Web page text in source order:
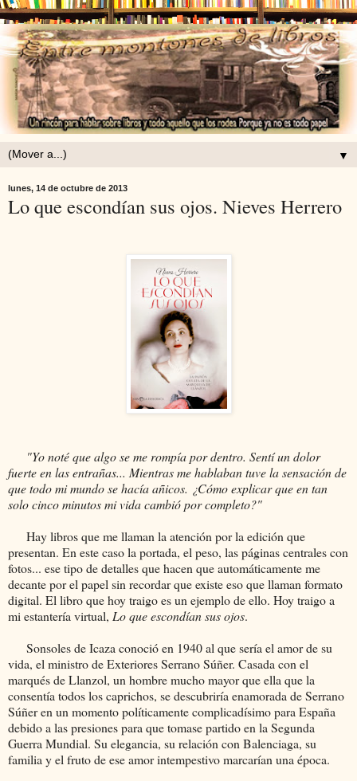
▼
lunes, 14 de octubre de 2013
Lo que escondían sus ojos. Nieves Herrero
"Yo noté que algo se me rompía por dentro. Sentí un dolor
fuerte en las entrañas... Mientras me hablaban tuve la sensación de
que todo mi mundo se hacía añicos. ¿Cómo explicar que en tan
solo cinco minutos mi vida cambió por completo?"
Hay libros que me llaman la atención por la edición que
presentan. En este caso la portada, el peso, las páginas centrales con
fotos... ese tipo de detalles que hacen que automáticamente me
decante por el papel sin recordar que existe eso que llaman formato
digital. El libro que hoy traigo es un ejemplo de ello. Hoy traigo a
mi estantería virtual, Lo que escondían sus ojos.
Sonsoles de Icaza conoció en 1940 al que sería el amor de su
vida, el ministro de Exteriores Serrano Súñer. Casada con el
marqués de Llanzol, un hombre mucho mayor que ella que la
consentía todos los caprichos, se descubriría enamorada de Serrano
Súñer en un momento políticamente complicadísimo para España
debido a las presiones para que tomase partido en la Segunda
Guerra Mundial. Su elegancia, su relación con Balenciaga, su
familia y el fruto de ese amor intempestivo marcarían una época.